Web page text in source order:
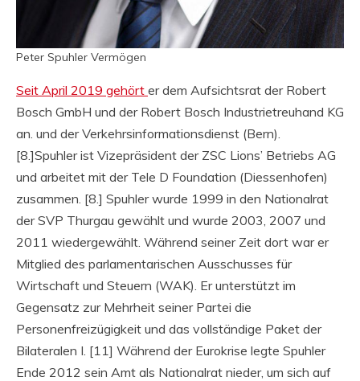
Peter Spuhler Vermögen
Seit April 2019 gehört er dem Aufsichtsrat der Robert
Bosch GmbH und der Robert Bosch Industrietreuhand KG
an. und der Verkehrsinformationsdienst (Bern).
[8.]Spuhler ist Vizepräsident der ZSC Lions’ Betriebs AG
und arbeitet mit der Tele D Foundation (Diessenhofen)
zusammen. [8.] Spuhler wurde 1999 in den Nationalrat
der SVP Thurgau gewählt und wurde 2003, 2007 und
2011 wiedergewählt. Während seiner Zeit dort war er
Mitglied des parlamentarischen Ausschusses für
Wirtschaft und Steuern (WAK). Er unterstützt im
Gegensatz zur Mehrheit seiner Partei die
Personenfreizügigkeit und das vollständige Paket der
Bilateralen I. [11] Während der Eurokrise legte Spuhler
Ende 2012 sein Amt als Nationalrat nieder, um sich auf